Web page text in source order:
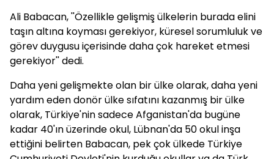
Ali Babacan, ''Özellikle gelişmiş ülkelerin burada elini
taşın altına koyması gerekiyor, küresel sorumluluk ve
görev duygusu içerisinde daha çok hareket etmesi
gerekiyor'' dedi.
Daha yeni gelişmekte olan bir ülke olarak, daha yeni
yardım eden donör ülke sıfatını kazanmış bir ülke
olarak, Türkiye'nin sadece Afganistan'da bugüne
kadar 40'ın üzerinde okul, Lübnan'da 50 okul inşa
ettiğini belirten Babacan, pek çok ülkede Türkiye